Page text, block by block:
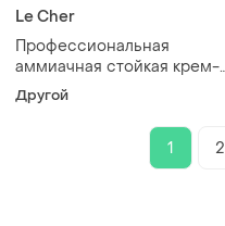
Le Cher
Профессиональная
аммиачная стойкая крем-
краска для волос le cher
geneza 8.1 пепельный
светлый блонд 100мл
Другой
1 2